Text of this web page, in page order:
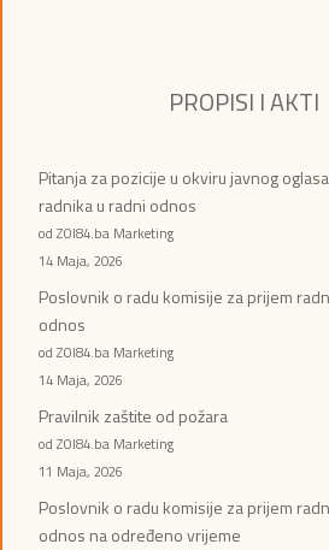
PROPISI I AKTI
Pitanja za pozicije u okviru javnog
radnika u radni odnos
od ZOI84.ba Marketing
14 Maja, 2026
Poslovnik o radu komisije za prijem
odnos
od ZOI84.ba Marketing
14 Maja, 2026
Pravilnik zaštite od požara
od ZOI84.ba Marketing
11 Maja, 2026
Poslovnik o radu komisije za prijem
odnos na određeno vrijeme